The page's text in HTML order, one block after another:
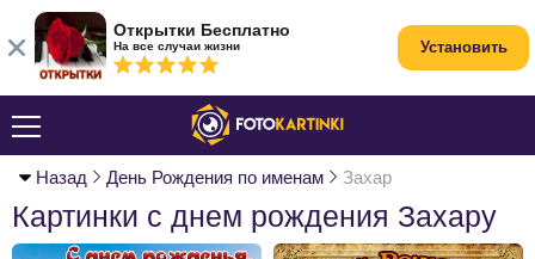
Назад День Рождения по именам Захар
Картинки с днем рождения Захару
Открытки Бесплатно
На все случаи жизни Установить